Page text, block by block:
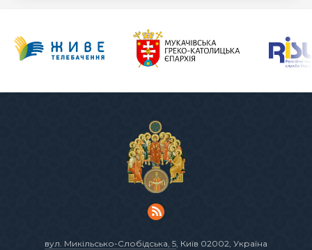
вул. Микільсько-Слобідська, 5 , Київ 02002, Україна